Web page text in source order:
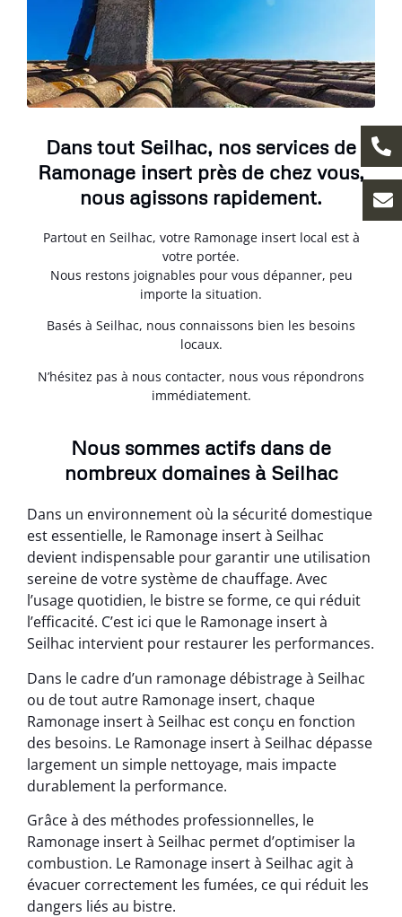
Dans tout Seilhac, nos services de
Ramonage insert près de chez vous,
nous agissons rapidement.
Partout en Seilhac, votre Ramonage insert local est à
votre portée.
Nous restons joignables pour vous dépanner, peu
importe la situation.
Basés à Seilhac, nous connaissons bien les besoins
locaux.
N’hésitez pas à nous contacter, nous vous répondrons
immédiatement.
Nous sommes actifs dans de
nombreux domaines à Seilhac
Dans un environnement où la sécurité domestique
est essentielle, le Ramonage insert à Seilhac
devient indispensable pour garantir une utilisation
sereine de votre système de chauffage. Avec
l’usage quotidien, le bistre se forme, ce qui réduit
l’efficacité. C’est ici que le Ramonage insert à
Seilhac intervient pour restaurer les performances.
Dans le cadre d’un ramonage débistrage à Seilhac
ou de tout autre Ramonage insert, chaque
Ramonage insert à Seilhac est conçu en fonction
des besoins. Le Ramonage insert à Seilhac dépasse
largement un simple nettoyage, mais impacte
durablement la performance.
Grâce à des méthodes professionnelles, le
Ramonage insert à Seilhac permet d’optimiser la
combustion. Le Ramonage insert à Seilhac agit à
évacuer correctement les fumées, ce qui réduit les
dangers liés au bistre.